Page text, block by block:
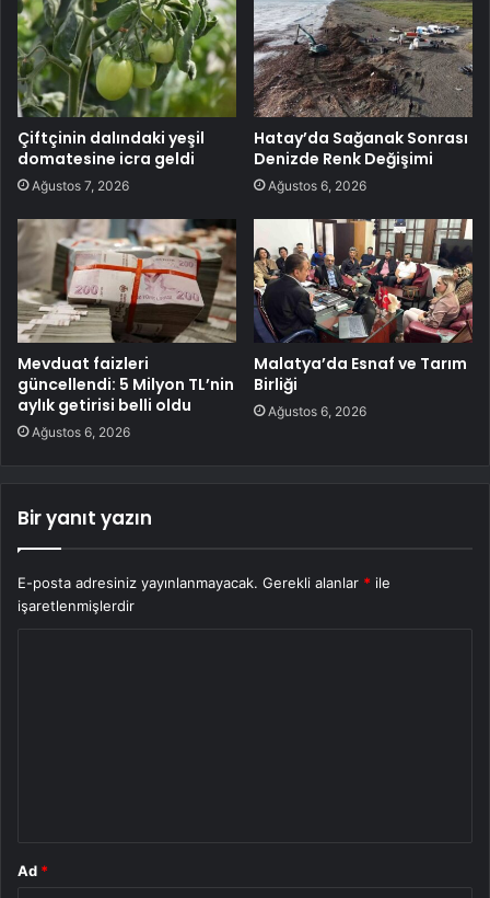
Çiftçinin dalındaki yeşil
domatesine icra geldi
Ağustos 7, 2026
Hatay’da Sağanak Sonrası
Denizde Renk Değişimi
Ağustos 6, 2026
Mevduat faizleri
güncellendi: 5 Milyon TL’nin
aylık getirisi belli oldu
Ağustos 6, 2026
Malatya’da Esnaf ve Tarım
Birliği
Ağustos 6, 2026
Bir yanıt yazın
E-posta adresiniz yayınlanmayacak. Gerekli alanlar * ile
işaretlenmişlerdir
Ad *